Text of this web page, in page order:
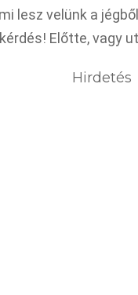
lesz velünk a
Előtte, vagy
Hirdetés